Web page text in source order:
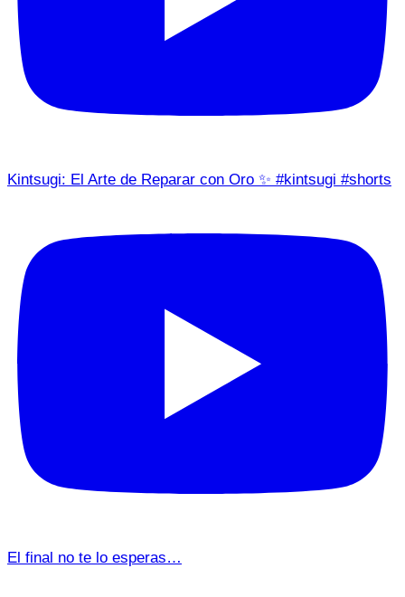
Kintsugi: El Arte de Reparar con Oro ✨ #kintsugi #shorts
El final no te lo esperas…